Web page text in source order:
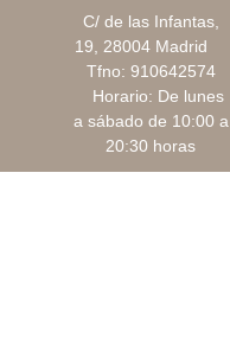
C/ de las Infantas,
19, 28004 Madrid
Tfno: 910642574
Horario: De lunes
a sábado de 10:00 a
20:30 horas